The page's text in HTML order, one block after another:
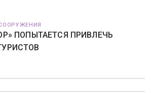
ПОПЫТАЕТСЯ ПРИВЛЕЧЬ